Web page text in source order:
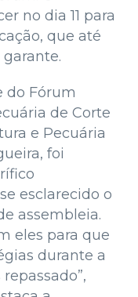
no dia 11 para
que até
do Fórum
de Corte
e Pecuária
foi
esclarecido o
assembleia.
eles para que
durante a